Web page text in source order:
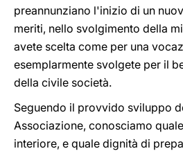
preannunziano l'inizio di un
meriti, nello svolgimento della
avete scelta come per una
esemplarmente svolgete per il
della civile società.
Seguendo il provvido sviluppo
Associazione, conosciamo
interiore, e quale dignità di